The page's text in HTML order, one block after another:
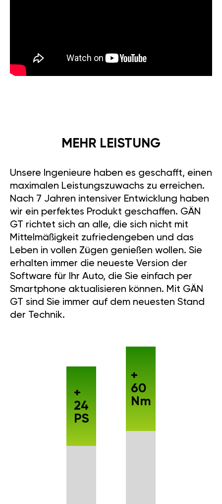
MEHR LEISTUNG
Unsere Ingenieure haben es geschafft, einen
maximalen Leistungszuwachs zu erreichen.
Nach 7 Jahren intensiver Entwicklung haben
wir ein perfektes Produkt geschaffen. GÄN
GT richtet sich an alle, die sich nicht mit
Mittelmäßigkeit zufriedengeben und das
Leben in vollen Zügen genießen wollen. Sie
erhalten immer die neueste Version der
Software für Ihr Auto, die Sie einfach per
Smartphone aktualisieren können. Mit GÄN
GT sind Sie immer auf dem neuesten Stand
der Technik.
+
24
PS
+
60
Nm